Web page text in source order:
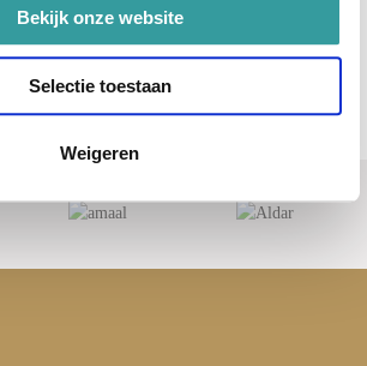
Bekijk onze website
Selectie toestaan
Weigeren